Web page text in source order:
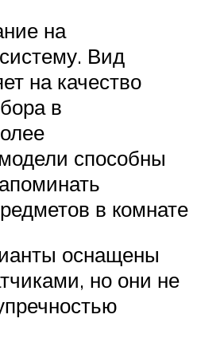
на
Вид
на качество
в
способны
в комнате
оснащены
но они не